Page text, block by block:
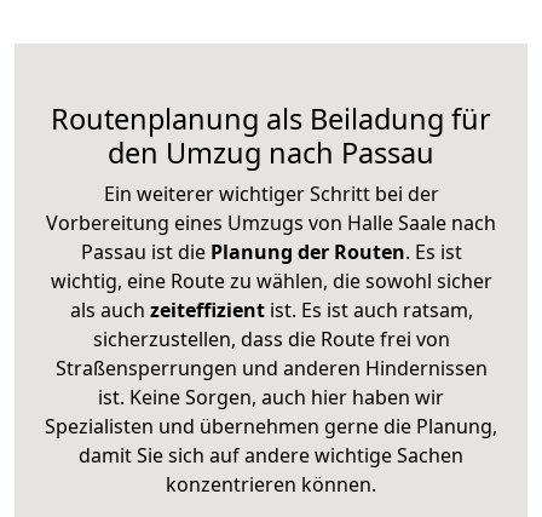
Routenplanung als Beiladung für
den Umzug nach Passau
Ein weiterer wichtiger Schritt bei der
Vorbereitung eines Umzugs von Halle Saale nach
Passau ist diePlanung der Routen. Es ist
wichtig, eine Route zu wählen, die sowohl sicher
als auch zeiteffizientist. Es ist auch ratsam,
sicherzustellen, dass die Route frei von
Straßensperrungen und anderen Hindernissen
ist. Keine Sorgen, auch hier haben wir
Spezialisten und übernehmen gerne die Planung,
damit Sie sich auf andere wichtige Sachen
konzentrieren können.